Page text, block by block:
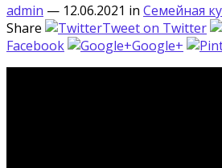
admin — 12.06.2021 in Семейная
Share
Tweet on Twitter
Facebook
Google+